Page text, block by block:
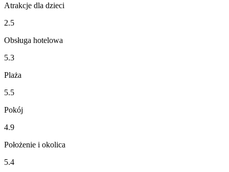
Atrakcje dla dzieci
2.5
Obsługa hotelowa
5.3
Plaża
5.5
Pokój
4.9
Położenie i okolica
5.4